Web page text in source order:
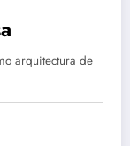
arquitectura de